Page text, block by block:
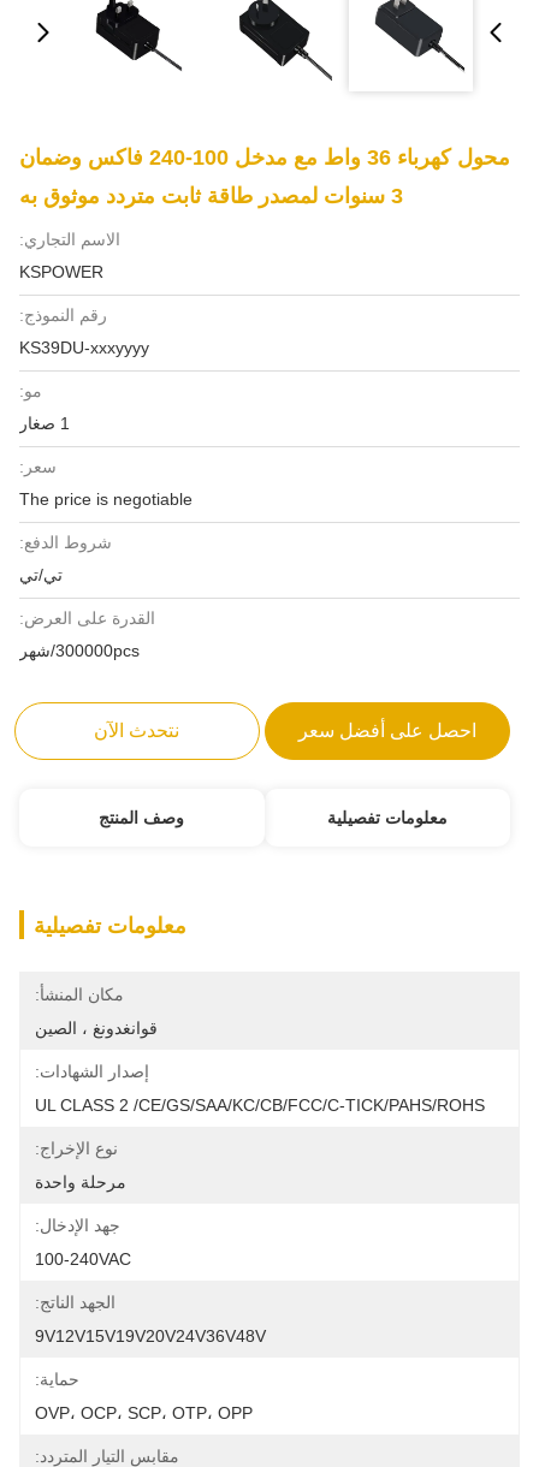
محول كهرباء 36 واط مع مدخل 100-240 فاكس وضمان
3 سنوات لمصدر طاقة ثابت متردد موثوق به
الاسم التجاري:
KSPOWER
رقم النموذج:
KS39DU-xxxyyyy
مو:
1 صغار
سعر:
The price is negotiable
شروط الدفع:
تي/تي
القدرة على العرض:
300000pcs/شهر
احصل على أفضل سعر نتحدث الآن
معلومات تفصيلية وصف المنتج
معلومات تفصيلية
مكان المنشأ:
قوانغدونغ ، الصين
إصدار الشهادات:
UL CLASS 2 /CE/GS/SAA/KC/CB/FCC/C-TICK/PAHS/ROHS
نوع الإخراج:
مرحلة واحدة
جهد الإدخال:
100-240VAC
الجهد الناتج:
9V12V15V19V20V24V36V48V
حماية:
OVP، OCP، SCP، OTP، OPP
مقابس التيار المتردد: